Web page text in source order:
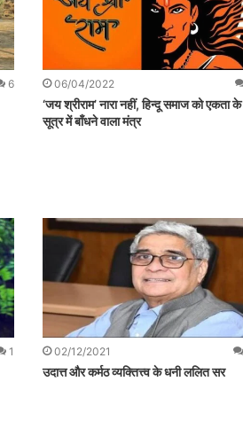
6 06/04/2022
‘जय श्रीराम’ नारा नहीं, हिन्दू समाज को एकता के
सूत्र में बाँधने वाला मंत्र
1 02/12/2021
उदात्त और कर्मठ व्यक्तित्त्व के धनी ललित सर